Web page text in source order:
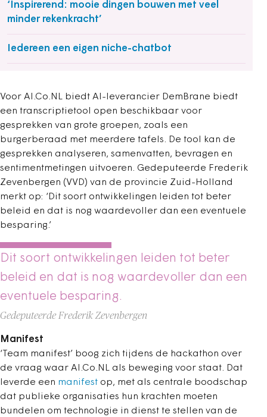
‘Inspirerend: mooie dingen bouwen met veel
minder rekenkracht’
Iedereen een eigen niche-chatbot
Voor AI.Co.NL biedt AI-leverancier DemBrane biedt
een transcriptietool open beschikbaar voor
gesprekken van grote groepen, zoals een
burgerberaad met meerdere tafels. De tool kan de
gesprekken analyseren, samenvatten, bevragen en
sentimentmetingen uitvoeren. Gedeputeerde Frederik
Zevenbergen (VVD) van de provincie Zuid-Holland
merkt op: ‘Dit soort ontwikkelingen leiden tot beter
beleid en dat is nog waardevoller dan een eventuele
besparing.’
Dit soort ontwikkelingen leiden tot beter
beleid en dat is nog waardevoller dan een
eventuele besparing.
Gedeputeerde Frederik Zevenbergen
Manifest
‘Team manifest’ boog zich tijdens de hackathon over
de vraag waar AI.Co.NL als beweging voor staat. Dat
leverde een manifest op, met als centrale boodschap
dat publieke organisaties hun krachten moeten
bundelen om technologie in dienst te stellen van de